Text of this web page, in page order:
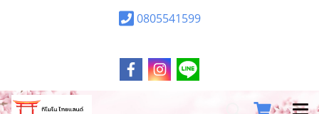
0805541599